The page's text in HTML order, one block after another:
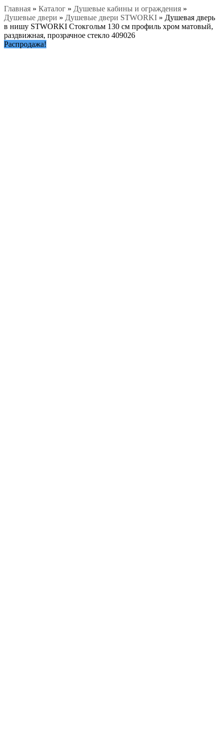
Главная » Каталог » Душевые кабины и ограждения »
Душевые двери » Душевые двери STWORKI » Душевая дверь
в нишу STWORKI Стокгольм 130 см профиль хром матовый,
раздвижная, прозрачное стекло 409026
Распродажа!